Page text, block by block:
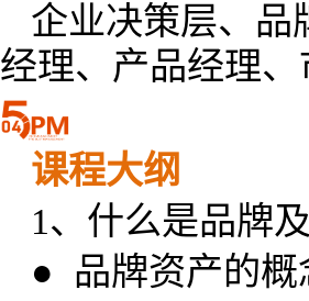
企业决策层、品
经理、产品经理、
课程大纲
1、什么是品牌
● 品牌资产的概